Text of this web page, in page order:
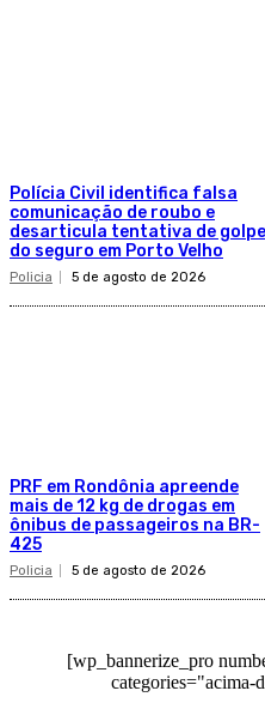
Polícia Civil identifica falsa
comunicação de roubo e
desarticula tentativa de golpe
do seguro em Porto Velho
Policia 5 de agosto de 2026
PRF em Rondônia apreende
mais de 12 kg de drogas em
ônibus de passageiros na BR-
425
Policia 5 de agosto de 2026
[wp_bannerize_pro
categories="acima-